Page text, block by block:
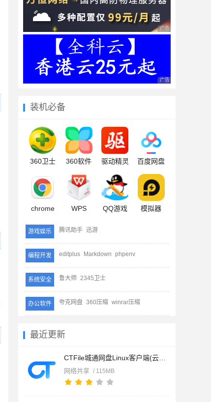
广告 商业广告，理性
广告 商业广告，理性
装机必备
360卫士 360软件 驱动精灵 百度网盘
chrome WPS QQ游戏 模拟器
游戏娱乐 腾讯助手 迅游
编程开发 editplus Markdown phpenv
系统安全 鲁大师 2345卫士
办公软件 夸克网盘 360压缩 winrar压缩
最近更新
网络共享 / 115MB